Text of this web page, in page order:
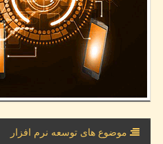
موضوع های توسعه نرم افزار